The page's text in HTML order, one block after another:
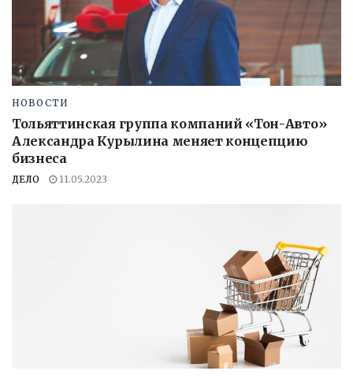
НОВОСТИ
Тольяттинская группа компаний «Тон-Авто»
Александра Курылина меняет концепцию
бизнеса
ДЕЛО 11.05.2023